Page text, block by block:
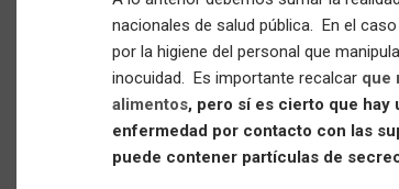
nacionales de salud pública. En el
por la higiene del personal que
inocuidad. Es importante recalcar que
alimentos, pero sí es cierto que hay
enfermedad por contacto con las
puede contener partículas de